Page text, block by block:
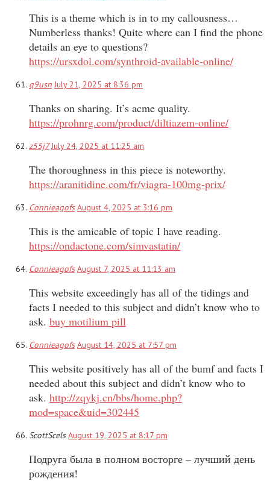
This is a theme which is in to my callousness…
Numberless thanks! Quite where can I find the phone
details an eye to questions?
https://ursxdol.com/synthroid-available-online/
q9usn July 21, 2025 at 8:36 pm
Thanks on sharing. It’s acme quality.
https://prohnrg.com/product/diltiazem-online/
z55j7 July 24, 2025 at 11:25 am
The thoroughness in this piece is noteworthy.
https://aranitidine.com/fr/viagra-100mg-prix/
Connieagofs August 4, 2025 at 3:16 pm
This is the amicable of topic I have reading.
https://ondactone.com/simvastatin/
Connieagofs August 7, 2025 at 11:13 am
This website exceedingly has all of the tidings and
facts I needed to this subject and didn’t know who to
ask. buy motilium pill
Connieagofs August 14, 2025 at 7:57 pm
This website positively has all of the bumf and facts I
needed about this subject and didn’t know who to
ask. http://zqykj.cn/bbs/home.php?
mod=space&uid=302445
ScottScelsAugust 19, 2025 at 8:17 pm
Подруга была в полном восторге – лучший день
рождения!